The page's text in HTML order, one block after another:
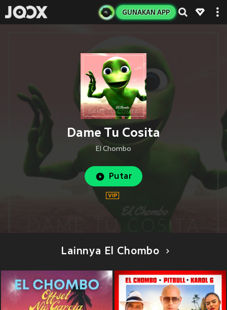
GUNAKAN APP
Dame Tu Cosita
El Chombo
Putar
Lainnya El Chombo